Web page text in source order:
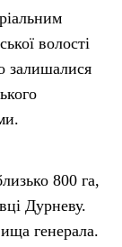
волості
залишалися
800 га,
Дурневу.
генерала.